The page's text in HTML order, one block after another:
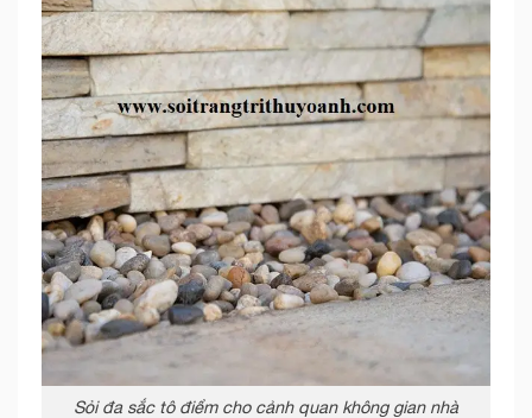
Sỏi đa sắc tô điểm cho cảnh quan không gian nhà